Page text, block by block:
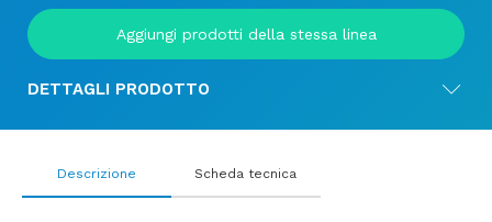
Aggiungi prodotti della stessa linea
DETTAGLI PRODOTTO
Descrizione Scheda tecnica